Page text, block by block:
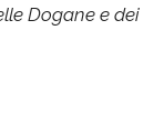
Dogane e dei